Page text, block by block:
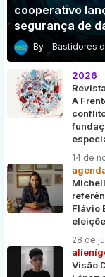
cooperativo
segurança de
Bastidores
2026
À
14 de
Flávio
28 de
Visão